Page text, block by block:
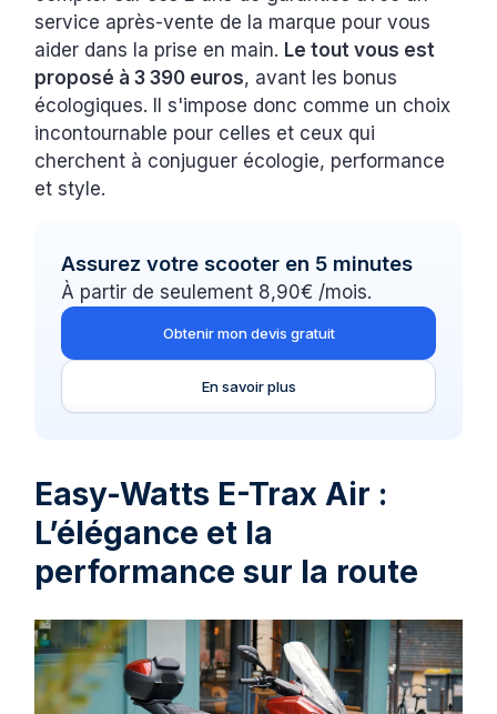
service après-vente de la marque pour vous
aider dans la prise en main. Le tout vous est
proposé à 3 390 euros, avant les bonus
écologiques. Il s'impose donc comme un choix
incontournable pour celles et ceux qui
cherchent à conjuguer écologie, performance
et style.
Assurez votre scooter en 5 minutes
À partir de seulement 8,90€ /mois.
Obtenir mon devis gratuit
En savoir plus
Easy-Watts E-Trax Air :
L’élégance et la
performance sur la route